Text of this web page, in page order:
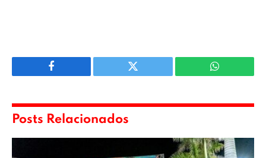
Facebook Twitter WhatsApp
Posts Relacionados